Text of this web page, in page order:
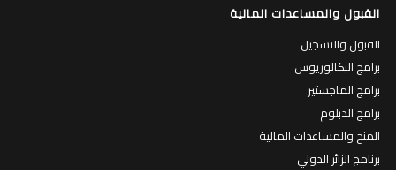
القبول والمساعدات المالية
القبول والتسجيل
برامج البكالوريوس
برامج الماجستير
برامج الدبلوم
المنح والمساعدات المالية
برنامج الزائر الدولي